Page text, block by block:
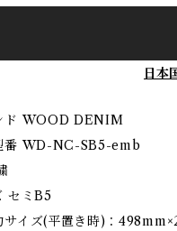
日本
ド ‎WOOD DENIM
番 ‎WD-NC-SB5-emb
セミB5
サイズ(平置き時)：